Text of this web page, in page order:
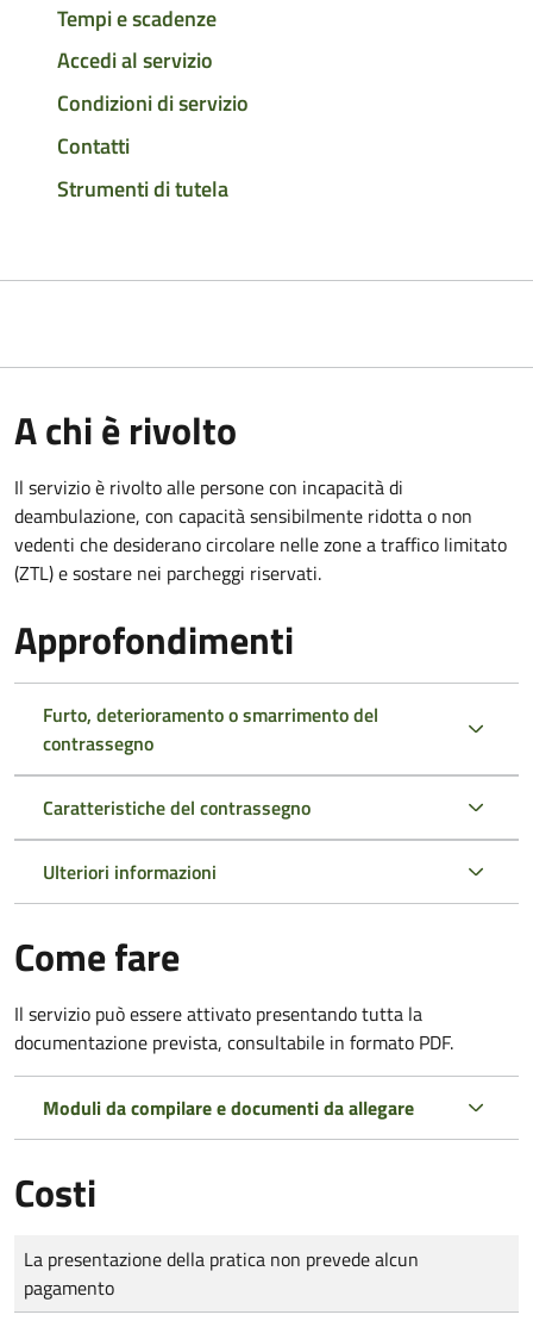
Tempi e scadenze
Accedi al servizio
Condizioni di servizio
Contatti
Strumenti di tutela
A chi è rivolto
Il servizio è rivolto alle persone con incapacità di
deambulazione, con capacità sensibilmente ridotta o non
vedenti che desiderano circolare nelle zone a traffico limitato
(ZTL) e sostare nei parcheggi riservati.
Approfondimenti
Furto, deterioramento o smarrimento del
contrassegno
Caratteristiche del contrassegno
Ulteriori informazioni
Come fare
Il servizio può essere attivato presentando tutta la
documentazione prevista, consultabile in formato PDF.
Moduli da compilare e documenti da allegare
Costi
Tipo di pagamento
Importo
La presentazione della pratica non prevede alcun
pagamento